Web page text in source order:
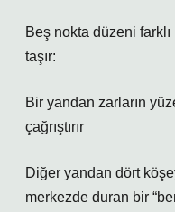
Beş nokta düzeni
taşır:
Bir yandan zarların
çağrıştırır
Diğer yandan dört
merkezde duran bir